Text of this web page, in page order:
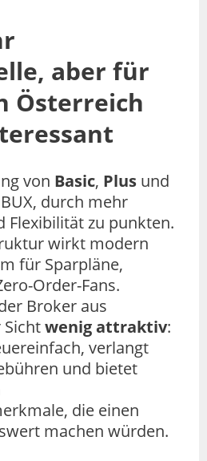
aber für
Österreich
von Basic, Plus und
durch mehr
Flexibilität zu punkten.
wirkt modern
für Sparpläne,
Order-Fans.
Broker aus
wenig attraktiv:
verlangt
und bietet
die einen
machen würden.